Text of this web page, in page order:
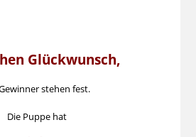
Glückwunsch,
stehen fest.
Die Puppe hat